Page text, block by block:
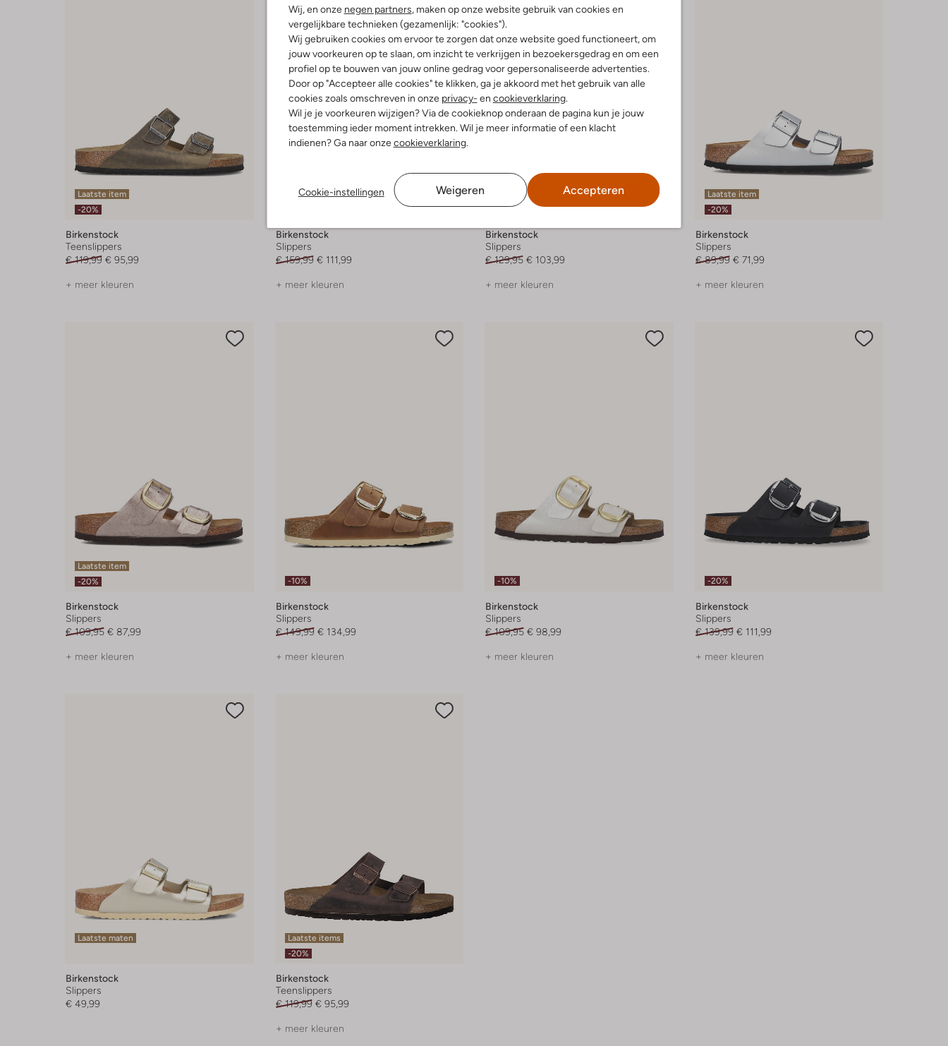
Wij, en onze negen partners, maken op onze website gebruik van cookies en
vergelijkbare technieken (gezamenlijk: "cookies").
Wij gebruiken cookies om ervoor te zorgen dat onze website goed functioneert, om
jouw voorkeuren op te slaan, om inzicht te verkrijgen in bezoekersgedrag en om een
profiel op te bouwen van jouw online gedrag voor gepersonaliseerde advertenties.
Door op "Accepteer alle cookies" te klikken, ga je akkoord met het gebruik van alle
cookies zoals omschreven in onze privacy- en cookieverklaring.
Wil je je voorkeuren wijzigen? Via de cookieknop onderaan de pagina kun je jouw
toestemming ieder moment intrekken. Wil je meer informatie of een klacht
indienen? Ga naar onzecookieverklaring.
Cookie-instellingen Weigeren Accepteren
Laatste item
-20%
Birkenstock
Teenslippers
€ 119,99 € 95,99
+ meer kleuren
Birkenstock
Slippers
€ 159,99 € 111,99
+ meer kleuren
Laatste maten
-20%
Birkenstock
Slippers
€ 129,95 € 103,99
+ meer kleuren
Laatste item
-20%
Birkenstock
Slippers
€ 89,99 € 71,99
+ meer kleuren
Laatste item
-20%
Birkenstock
Slippers
€ 109,95 € 87,99
+ meer kleuren
-10%
Birkenstock
Slippers
€ 149,99 € 134,99
+ meer kleuren
-10%
Birkenstock
Slippers
€ 109,95 € 98,99
+ meer kleuren
-20%
Birkenstock
Slippers
€ 139,99 € 111,99
+ meer kleuren
Laatste maten
Birkenstock
Slippers
€ 49,99
Laatste items
-20%
Birkenstock
Teenslippers
€ 119,99 € 95,99
+ meer kleuren